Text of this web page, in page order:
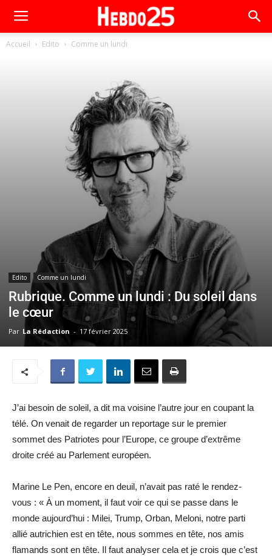
Accueil Edito Comme un lundi
Edito Comme un lundi
Rubrique. Comme un lundi : Du soleil dans
le cœur
Par La Rédaction - 17 février 2025
J’ai besoin de soleil, a dit ma voisine l’autre jour en coupant la
télé. On venait de regarder un reportage sur le premier
sommet des Patriotes pour l’Europe, ce groupe d’extrême
droite créé au Parlement européen.
Marine Le Pen, encore en deuil, n’avait pas raté le rendez-
vous : « À un moment, il faut voir ce qui se passe dans le
monde aujourd’hui : Milei, Trump, Orban, Meloni, notre parti
allié autrichien est en tête, nous sommes en tête, nos amis
flamands sont en tête. Il faut analyser cela et je crois que c’est